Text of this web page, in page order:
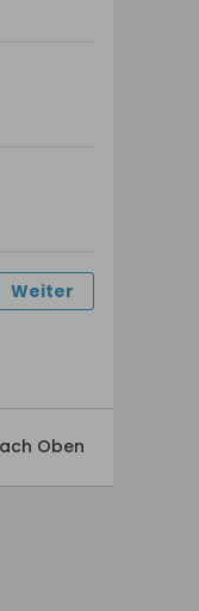
Weiter
Oben